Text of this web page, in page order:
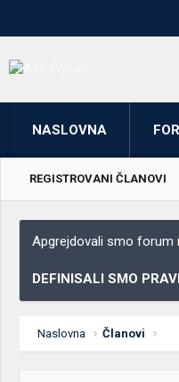
NASLOVNA
REGISTROVANI ČLANOVI
Apgrejdovali smo forum
DEFINISALI SMO
Naslovna Članovi